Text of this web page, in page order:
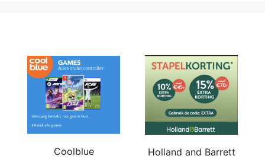
Coolblue Holland and Barrett